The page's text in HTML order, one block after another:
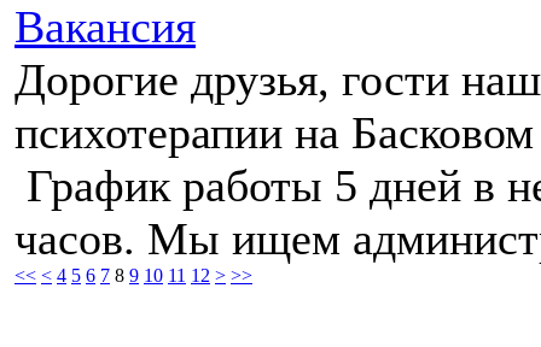
Вакансия
Дорогие друзья, гости
психотерапии на
График работы 5 дней в
часов. Мы ищем
<< < 4 5 6 7 8 9 10 11 12 > >>